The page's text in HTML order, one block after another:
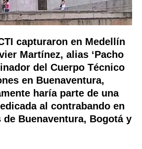
capturaron en Medellín
Martínez, alias ‘Pacho
del Cuerpo Técnico
en Buenaventura,
haría parte de una
al contrabando en
de Buenaventura, Bogotá y